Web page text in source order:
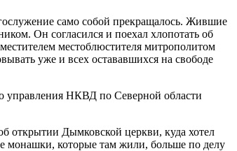
само собой прекращалось. Жившие
Он согласился и поехал хлопотать об
местоблюстителя митрополитом
уже и всех остававшихся на свободе
управления НКВД по Северной области
открытии Дымковской церкви, куда хотел
монашки, которые там жили, больше по делу